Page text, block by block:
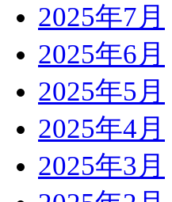
2025年7月
2025年6月
2025年5月
2025年4月
2025年3月